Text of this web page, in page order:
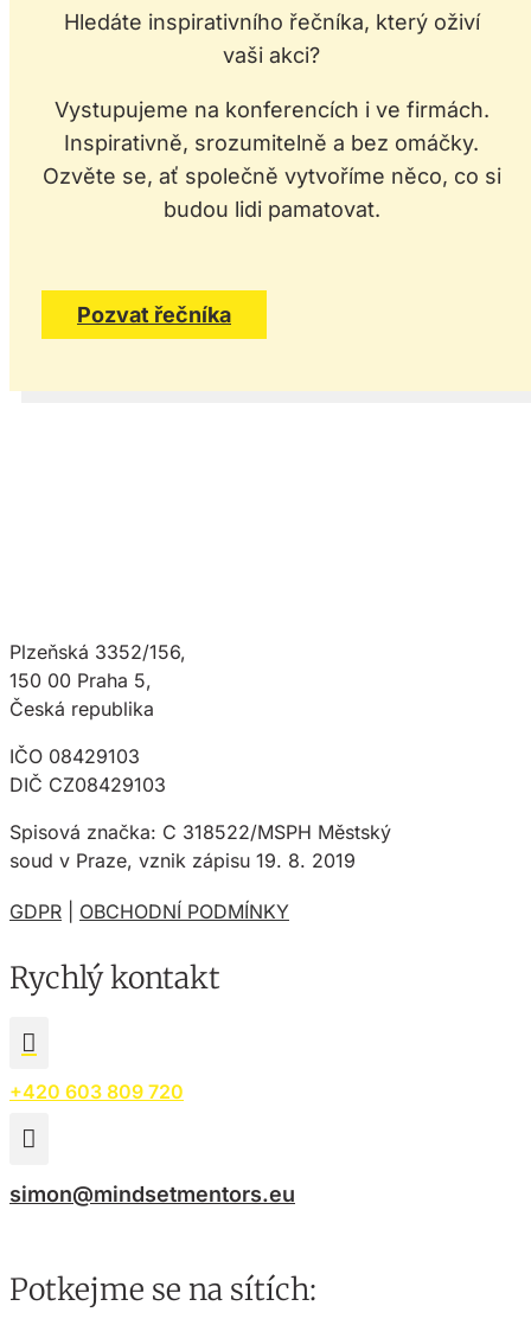
Hledáte inspirativního řečníka, který oživí
vaši akci?
Vystupujeme na konferencích i ve firmách.
Inspirativně, srozumitelně a bez omáčky.
Ozvěte se, ať společně vytvoříme něco, co si
budou lidi pamatovat.
Pozvat řečníka
Plzeňská 3352/156,
150 00 Praha 5,
Česká republika
IČO 08429103
DIČ CZ08429103
Spisová značka: C 318522/MSPH Městský
soud v Praze, vznik zápisu 19. 8. 2019
GDPR OBCHODNÍ PODMÍNKY
Rychlý kontakt

+420 603 809 720

simon@mindsetmentors.eu
Potkejme se na sítích: